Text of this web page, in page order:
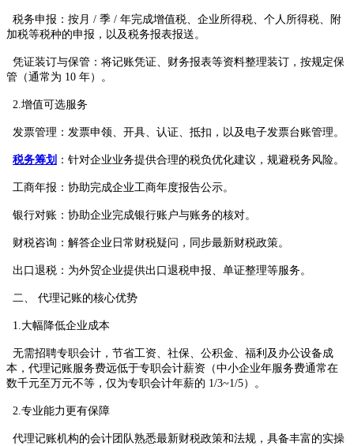
税务申报：按月 / 季 / 年完成增值税、企业所得税、个人所得税、附
加税等税种的申报，以及税务报表报送。
凭证装订与保管：将记账凭证、财务报表等资料整理装订，按规定保
管（通常为 10 年）。
2.增值可选服务
发票管理：发票申领、开具、认证、抵扣，以及电子发票台账管理。
税务筹划 ：针对企业业务提供合理的税负优化建议，规避税务风险。
工商年报：协助完成企业工商年度报告公示。
银行对账：协助企业完成银行账户与账务的核对。
财税咨询：解答企业日常财税疑问，同步最新财税政策。
出口退税：为外贸企业提供出口退税申报、单证整理等服务。
二、 代理记账的核心优势
1.大幅降低企业成本
无需招聘专职会计，节省工资、社保、公积金、福利及办公设备成
本，代理记账服务费远低于专职会计薪资（中小企业年服务费通常在
数千元至万元不等，仅为专职会计年薪的 1/3~1/5）。
2.专业能力更有保障
代理记账机构的会计团队熟悉最新财税政策和法规，具备丰富的实操